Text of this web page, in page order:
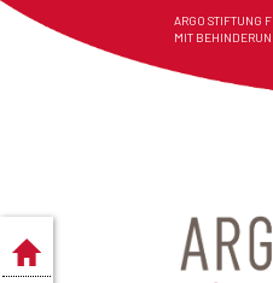
ARGO STIFTUNG
MIT